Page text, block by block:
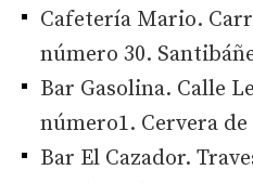
Cafetería Mario.
número 30.
Bar Gasolina. Calle
número1. Cervera
Bar El Cazador.